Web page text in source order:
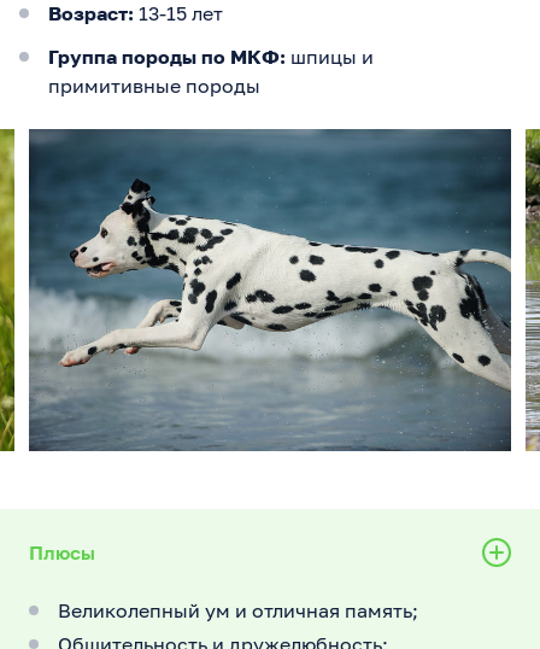
Возраст: 13-15 лет
Группа породы по МКФ: шпицы и
примитивные породы
Плюсы
Великолепный ум и отличная память;
Общительность и дружелюбность;